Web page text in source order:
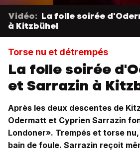
Vidéo: La folle soirée
à Kitzbühel
Torse nu et détrempés
La folle soirée
et Sarrazin à
Après les deux descentes de
Odermatt et Cyprien Sarrazin
Londoner». Trempés et torse
bain de foule. Sarrazin reçoit